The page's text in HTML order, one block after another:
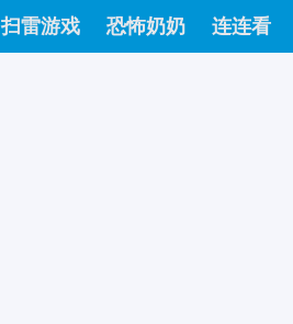
扫雷游戏 恐怖奶奶 连连看